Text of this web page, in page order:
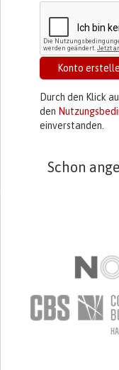
Konto
Durch den Klick
den
einverstanden.
Schon